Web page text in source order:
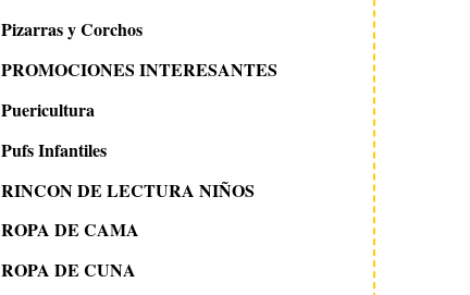
Pizarras y Corchos
PROMOCIONES INTERESANTES
Puericultura
Pufs Infantiles
RINCON DE LECTURA NIÑOS
ROPA DE CAMA
ROPA DE CUNA